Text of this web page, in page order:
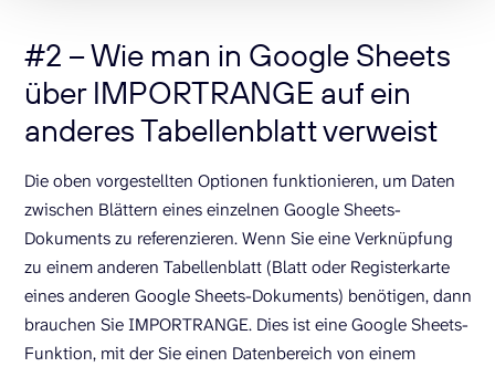
#2 – Wie man in Google Sheets
über IMPORTRANGE auf ein
anderes Tabellenblatt verweist
Die oben vorgestellten Optionen funktionieren, um Daten
zwischen Blättern eines einzelnen Google Sheets-
Dokuments zu referenzieren. Wenn Sie eine Verknüpfung
zu einem anderen Tabellenblatt (Blatt oder Registerkarte
eines anderen Google Sheets-Dokuments) benötigen, dann
brauchen Sie IMPORTRANGE. Dies ist eine Google Sheets-
Funktion, mit der Sie einen Datenbereich von einem